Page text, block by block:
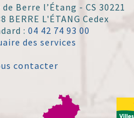
Berre l’Étang - CS 30221
BERRE L'ÉTANG Cedex
:04 42 74 93 00
des services
contacter